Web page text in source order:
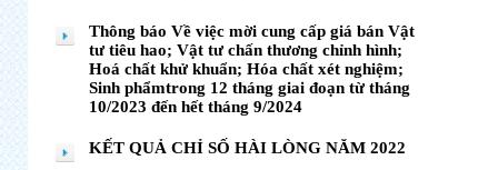
Thông báo Về việc mời cung cấp giá bán Vật
tư tiêu hao; Vật tư chấn thương chỉnh hình;
Hoá chất khử khuẩn; Hóa chất xét nghiệm;
Sinh phẩmtrong 12 tháng giai đoạn từ tháng
10/2023 đến hết tháng 9/2024
KẾT QUẢ CHỈ SỐ HÀI LÒNG NĂM 2022